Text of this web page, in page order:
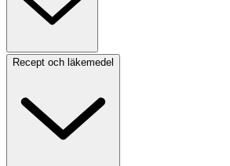
Recept och läkemedel